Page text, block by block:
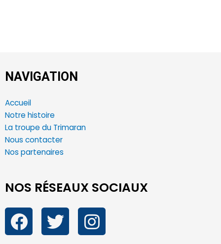
NAVIGATION
Accueil
Notre histoire
La troupe du Trimaran
Nous contacter
Nos partenaires
NOS RÉSEAUX SOCIAUX